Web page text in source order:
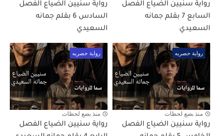
رواية سنيين الضياع الفصل
السابع 7 بقلم جمانه
السعيدي
رواية سنيين الضياع الفصل
السادس 6 بقلم جمانه
السعيدي
رواية حصريه
منذ بضع لحظات
رواية سنيين الضياع الفصل
رواية حصريه
منذ بضع لحظات
رواية سنيين الضياع الفصل